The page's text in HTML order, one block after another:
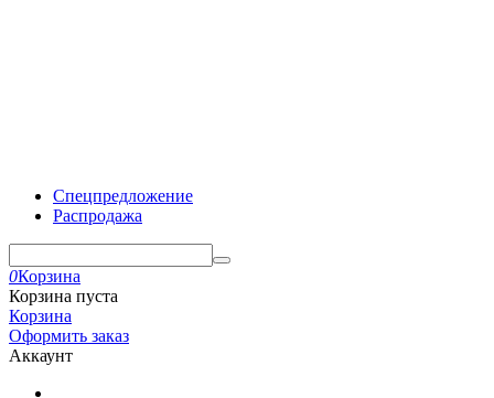
Спецпредложение
Распродажа
0Корзина
Корзина пуста
Корзина
Оформить заказ
Аккаунт